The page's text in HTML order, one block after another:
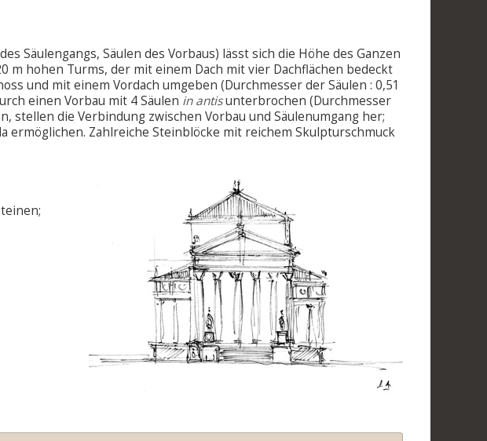
Säulengangs, Säulen des Vorbaus) lässt sich die Höhe des Ganzen
m hohen Turms, der mit einem Dach mit vier Dachflächen bedeckt
und mit einem Vordach umgeben (Durchmesser der Säulen : 0,51
einen Vorbau mit 4 Säulen in antisunterbrochen (Durchmesser
stellen die Verbindung zwischen Vorbau und Säulenumgang her;
ermöglichen. Zahlreiche Steinblöcke mit reichem Skulpturschmuck